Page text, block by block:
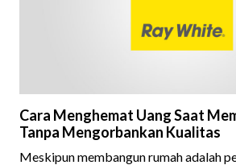
Cara Menghemat Uang Saat
Tanpa Mengorbankan Kualitas
Meskipun membangun rumah adalah